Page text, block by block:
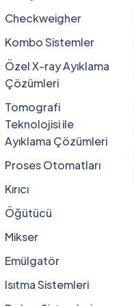
Checkweigher
Kombo Sistemler
Özel X-ray Ayıklama
Çözümleri
Tomografi
Teknolojisi ile
Ayıklama Çözümleri
Proses Otomatları
Kırıcı
Öğütücü
Mikser
Emülgatör
Isıtma Sistemleri